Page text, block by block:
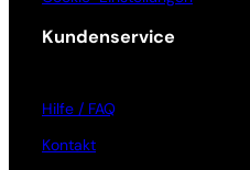
Kundenservice
Hilfe / FAQ
Kontakt